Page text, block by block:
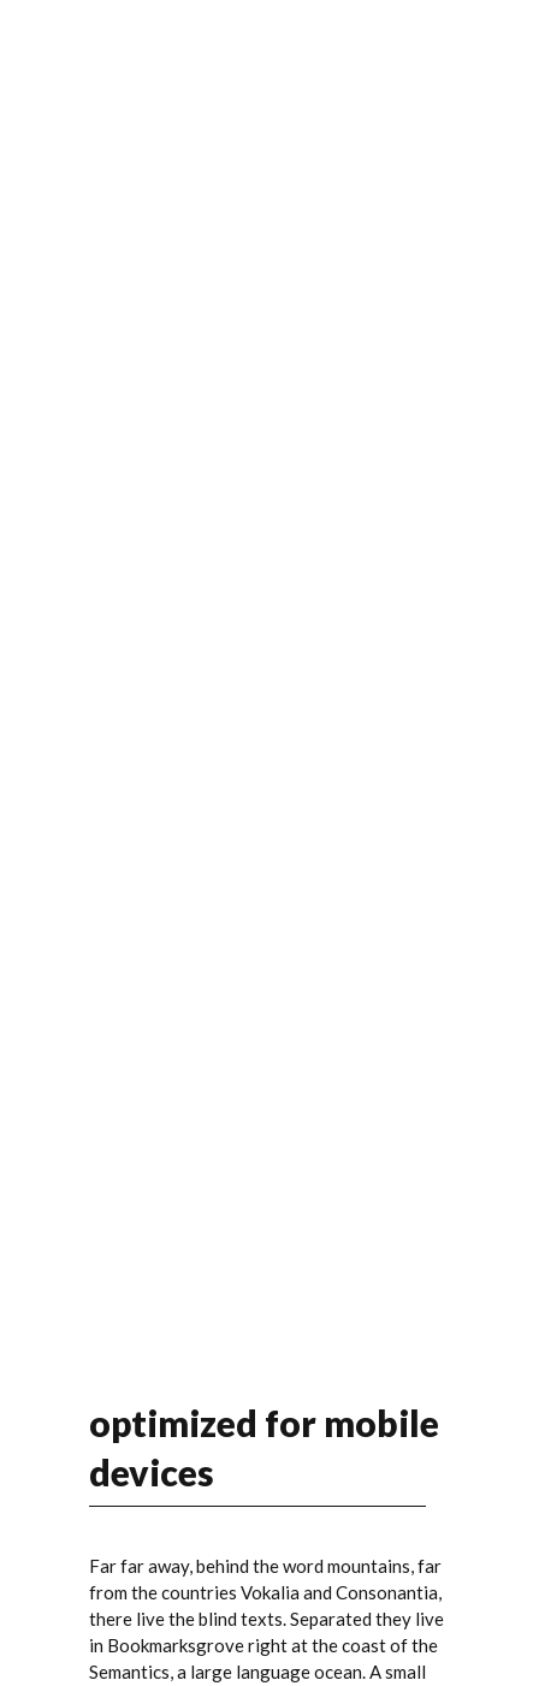
optimized for mobile
devices
Far far away, behind the word mountains, far
from the countries Vokalia and Consonantia,
there live the blind texts. Separated they live
in Bookmarksgrove right at the coast of the
Semantics, a large language ocean. A small